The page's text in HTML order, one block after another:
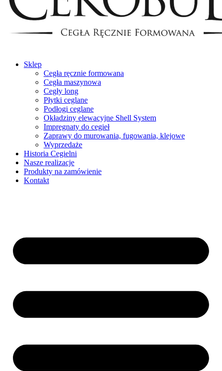
Sklep
Cegła ręcznie formowana
Cegła maszynowa
Cegły long
Płytki ceglane
Podłogi ceglane
Okładziny elewacyjne Shell System
Impregnaty do cegieł
Zaprawy do murowania, fugowania, klejowe
Wyprzedaże
Historia Cegielni
Nasze realizacje
Produkty na zamówienie
Kontakt